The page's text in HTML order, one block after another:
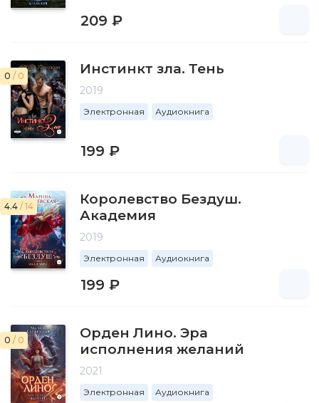
209 ₽
0 / 0 Инстинкт зла. Тень
2019
Электронная Аудиокнига
199 ₽
4.4 / 14
Королевство Бездуш.
Академия
2019
Электронная Аудиокнига
199 ₽
0 / 0
Орден Лино. Эра
исполнения желаний
2021
Электронная Аудиокнига